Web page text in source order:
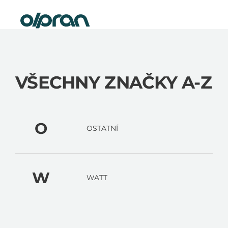
obsah
VŠECHNY ZNAČKY A-Z
O OSTATNÍ
W WATT